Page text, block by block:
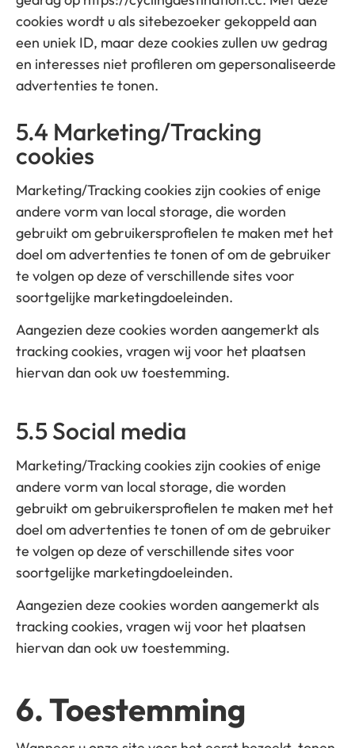
cookies wordt u als sitebezoeker gekoppeld aan
een uniek ID, maar deze cookies zullen uw gedrag
en interesses niet profileren om gepersonaliseerde
advertenties te tonen.
5.4 Marketing/Tracking
cookies
Marketing/Tracking cookies zijn cookies of enige
andere vorm van local storage, die worden
gebruikt om gebruikersprofielen te maken met het
doel om advertenties te tonen of om de gebruiker
te volgen op deze of verschillende sites voor
soortgelijke marketingdoeleinden.
Aangezien deze cookies worden aangemerkt als
tracking cookies, vragen wij voor het plaatsen
hiervan dan ook uw toestemming.
5.5 Social media
Marketing/Tracking cookies zijn cookies of enige
andere vorm van local storage, die worden
gebruikt om gebruikersprofielen te maken met het
doel om advertenties te tonen of om de gebruiker
te volgen op deze of verschillende sites voor
soortgelijke marketingdoeleinden.
Aangezien deze cookies worden aangemerkt als
tracking cookies, vragen wij voor het plaatsen
hiervan dan ook uw toestemming.
6. Toestemming